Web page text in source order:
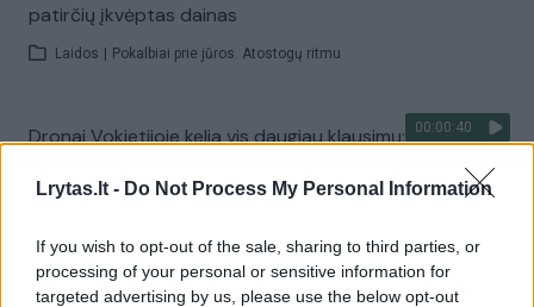
Lrytas.lt - Do Not Process My Personal Information
If you wish to opt-out of the sale, sharing to third parties, or
processing of your personal or sensitive information for
targeted advertising by us, please use the below opt-out
patirčių įkvėptas dainas
Laidos Pokalbiai prie jūros. Atostogų ritmu
00:00:40
Dronai Vokietijoje kelia vis daugiau klausimų: du
Žinios
Visi įrašai